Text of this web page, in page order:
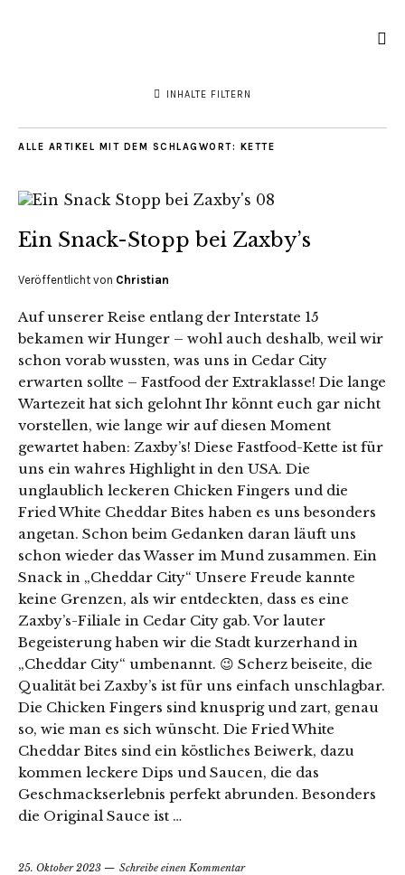
INHALTE FILTERN
ALLE ARTIKEL MIT DEM SCHLAGWORT: KETTE
Ein Snack-Stopp bei Zaxby’s
Veröffentlicht von Christian
Auf unserer Reise entlang der Interstate 15
bekamen wir Hunger – wohl auch deshalb, weil wir
schon vorab wussten, was uns in Cedar City
erwarten sollte – Fastfood der Extraklasse! Die lange
Wartezeit hat sich gelohnt Ihr könnt euch gar nicht
vorstellen, wie lange wir auf diesen Moment
gewartet haben: Zaxby’s! Diese Fastfood-Kette ist für
uns ein wahres Highlight in den USA. Die
unglaublich leckeren Chicken Fingers und die
Fried White Cheddar Bites haben es uns besonders
angetan. Schon beim Gedanken daran läuft uns
schon wieder das Wasser im Mund zusammen. Ein
Snack in „Cheddar City“ Unsere Freude kannte
keine Grenzen, als wir entdeckten, dass es eine
Zaxby’s-Filiale in Cedar City gab. Vor lauter
Begeisterung haben wir die Stadt kurzerhand in
„Cheddar City“ umbenannt. 😉 Scherz beiseite, die
Qualität bei Zaxby’s ist für uns einfach unschlagbar.
Die Chicken Fingers sind knusprig und zart, genau
so, wie man es sich wünscht. Die Fried White
Cheddar Bites sind ein köstliches Beiwerk, dazu
kommen leckere Dips und Saucen, die das
Geschmackserlebnis perfekt abrunden. Besonders
die Original Sauce ist …
25. Oktober 2023
Schreibe einen Kommentar